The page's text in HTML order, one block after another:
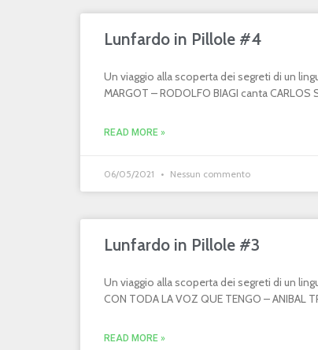
Lunfardo in Pillole #4
Un viaggio alla scoperta dei segreti di un
MARGOT – RODOLFO BIAGI canta CARLOS
READ MORE »
06/05/2021 Nessun commento
Lunfardo in Pillole #3
Un viaggio alla scoperta dei segreti di un
CON TODA LA VOZ QUE TENGO – ANIBAL
READ MORE »